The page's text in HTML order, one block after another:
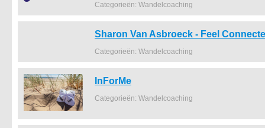
Categorieën: Wandelcoaching
Sharon Van Asbroeck - Feel
Categorieën: Wandelcoaching
InForMe
Categorieën: Wandelcoaching